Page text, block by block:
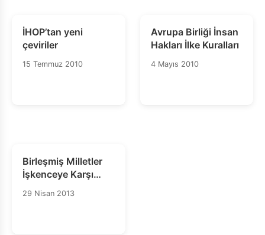
İHOP’tan yeni
çeviriler
15 Temmuz 2010
Avrupa Birliği İnsan
Hakları İlke Kuralları
4 Mayıs 2010
Birleşmiş Milletler
İşkenceye Karşı
Komite: Giderim
29 Nisan 2013